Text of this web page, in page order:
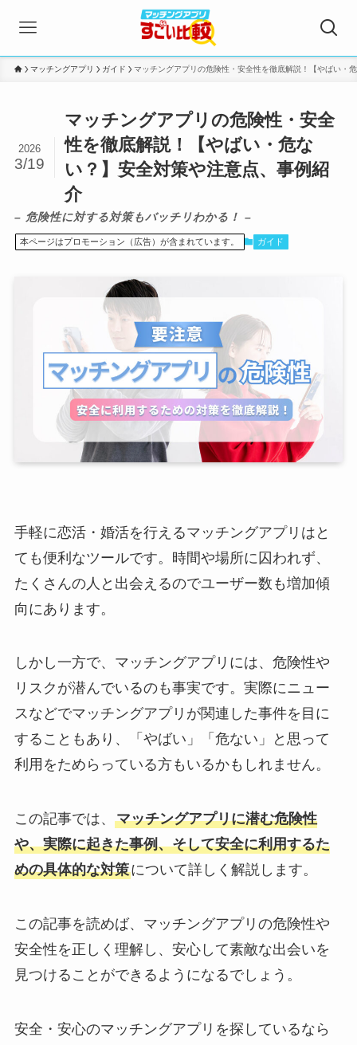
マッチングアプリ ガイド マッチングアプリの危険性・安全性を徹底解説！【やばい・
マッチングアプリの危険性・安全
性を徹底解説！【やばい・危な
い？】安全対策や注意点、事例紹
介
2026
3/19
– 危険性に対する対策もバッチリわかる！ –
本ページはプロモーション（広告）が含まれています。 ガイド
手軽に恋活・婚活を行えるマッチングアプリはと
ても便利なツールです。時間や場所に囚われず、
たくさんの人と出会えるのでユーザー数も増加傾
向にあります。
しかし一方で、マッチングアプリには、危険性や
リスクが潜んでいるのも事実です。実際にニュー
スなどでマッチングアプリが関連した事件を目に
することもあり、「やばい」「危ない」と思って
利用をためらっている方もいるかもしれません。
この記事では、 マッチングアプリに潜む危険性
や、実際に起きた事例、そして安全に利用するた
めの具体的な対策について詳しく解説します。
この記事を読めば、マッチングアプリの危険性や
安全性を正しく理解し、安心して素敵な出会いを
見つけることができるようになるでしょう。
安全・安心のマッチングアプリを探しているなら